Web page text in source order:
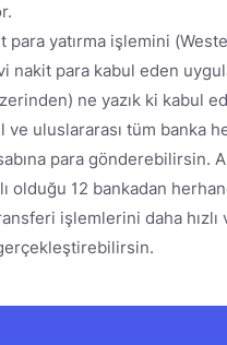
para yatırma işlemini
nakit para kabul eden
ne yazık ki kabul
ve uluslararası tüm banka
para gönderebilirsin.
olduğu 12 bankadan
işlemlerini daha hızlı